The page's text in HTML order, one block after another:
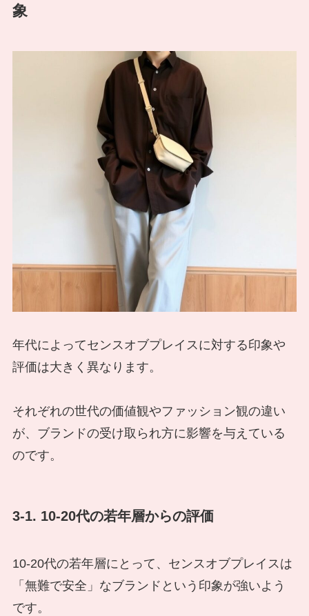
象
年代によってセンスオブプレイスに対する印象や
評価は大きく異なります。
それぞれの世代の価値観やファッション観の違い
が、ブランドの受け取られ方に影響を与えている
のです。
3-1. 10-20代の若年層からの評価
10-20代の若年層にとって、センスオブプレイスは
「無難で安全」なブランドという印象が強いよう
です。